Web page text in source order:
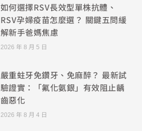
如何選擇RSV長效型單株抗體、
RSV孕婦疫苗怎麼選？ 關鍵五問緩
解新手爸媽焦慮
2026 年 8 月 5 日
嚴重蛀牙免鑽牙、免麻醉？ 最新試
驗證實：「氟化氨銀」有效阻止齲
齒惡化
2026 年 8 月 4 日